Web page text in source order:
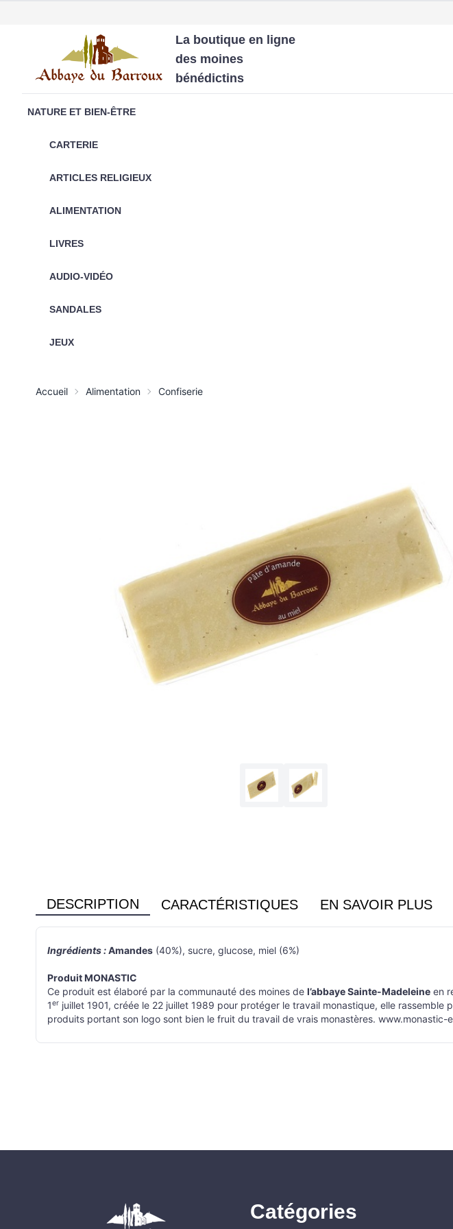
NATURE ET BIEN-ÊTRE
CARTERIE
ARTICLES RELIGIEUX
ALIMENTATION
LIVRES
AUDIO-VIDÉO
SANDALES
JEUX
La boutique en ligne
des moines
bénédictins
Accueil Alimentation Confiserie
DESCRIPTION CARACTÉRISTIQUES EN SAVOIR PLUS
Ingrédients :Amandes (40%), sucre, glucose, miel (6%)
Produit MONASTIC
Ce produit est élaboré par la communauté des moines de l’abbaye Sainte-Madeleine en
1er juillet 1901, créée le 22 juillet 1989 pour protéger le travail monastique, elle
produits portant son logo sont bien le fruit du travail de vrais monastères. www.monastic-
Catégories